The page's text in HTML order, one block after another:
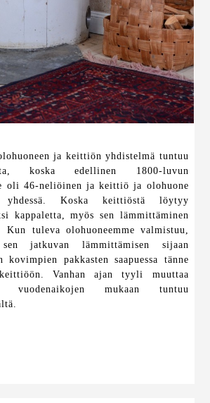
ja keittiön yhdistelmä tuntuu
koska edellinen 1800-luvun
oli 46-neliöinen ja keittiö ja olohuone
yhdessä. Koska keittiöstä löytyy
kappaletta, myös sen lämmittäminen
Kun tuleva olohuoneemme valmistuu,
jatkuvan lämmittämisen sijaan
pakkasten saapuessa tänne
Vanhan ajan tyyli muuttaa
vuodenaikojen mukaan tuntuu